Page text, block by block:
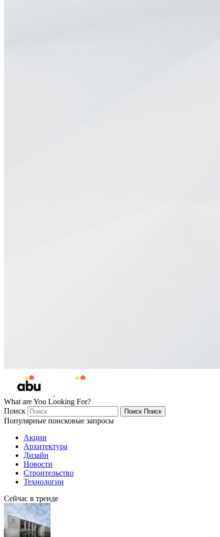
What are You Looking For?
Поиск
Поиск Поиск
Популярные поисковые запросы
Акции
Архитектура
Дизайн
Новости
Строительство
Технологии
Сейчас в тренде